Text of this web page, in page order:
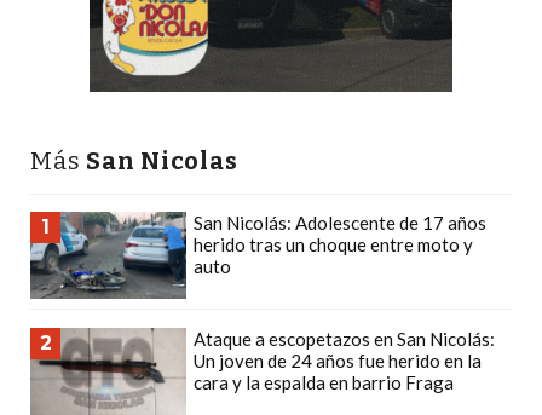
CHANGUITO.COM.AR
CÓMO
CREAR
TIENDAS
ONLINE
PEDIDOS
POR
WHATSAPP
Más San Nicolas
1
San Nicolás: Adolescente de 17 años
herido tras un choque entre moto y
auto
2
Ataque a escopetazos en San Nicolás:
Un joven de 24 años fue herido en la
cara y la espalda en barrio Fraga